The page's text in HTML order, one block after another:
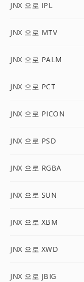
JNX 으로 IPL
JNX 으로 MTV
JNX 으로 PALM
JNX 으로 PCT
JNX 으로 PICON
JNX 으로 PSD
JNX 으로 RGBA
JNX 으로 SUN
JNX 으로 XBM
JNX 으로 XWD
JNX 으로 JBIG